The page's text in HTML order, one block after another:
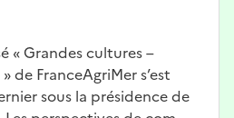
« Grandes cultures –
de FranceAgriMer s’est
sous la présidence de